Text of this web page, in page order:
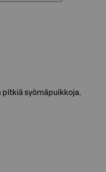
pitkiä syömäpuikkoja.